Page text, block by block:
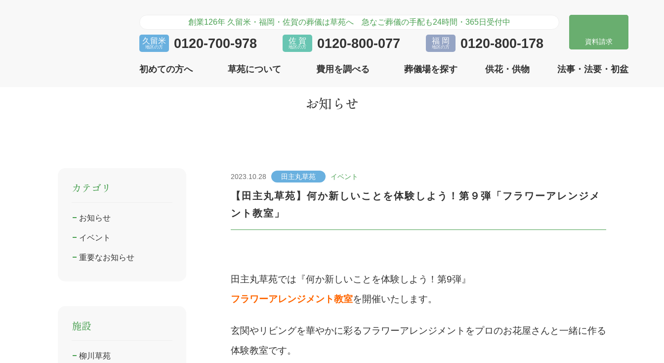
創業126年 久留米・福岡・佐賀の葬儀は草苑へ 急なご葬儀の手配も24時間・365日受付中
久留米
地区の方 0120-700-978 佐 賀
地区の方 0120-800-077 福 岡
地区の方 0120-800-178 資料請求
初めての方へ 草苑について 費用を調べる 葬儀場を探す 供花・供物 法事・法要・初盆
お知らせ
2023.10.28 田主丸草苑 イベント
【田主丸草苑】何か新しいことを体験しよう！第９弾「フラワーアレンジメ
ント教室」
田主丸草苑では『何か新しいことを体験しよう！第9弾』
フラワーアレンジメント教室を開催いたします。
玄関やリビングを華やかに彩るフラワーアレンジメントをプロのお花屋さんと一緒に作る
体験教室です。
カテゴリ
お知らせ
イベント
重要なお知らせ
施設
柳川草苑
よくあるご質問 葬儀のマナー 葬儀の基礎知識
プラン・サービス一覧